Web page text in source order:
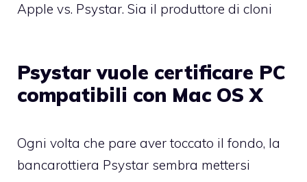
Apple vs. Psystar. Sia il produttore di cloni
Psystar vuole certificare PC
compatibili con Mac OS X
Ogni volta che pare aver toccato il fondo, la
bancarottiera Psystar sembra mettersi